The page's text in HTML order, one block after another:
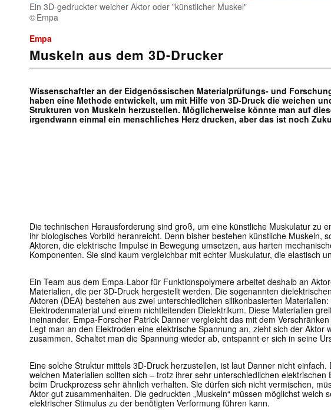
Ein 3D-gedruckter weicher Aktor oder "künstlicher Muskel"
Empa
Empa
Muskeln aus dem 3D-Drucker
Wissenschaftler an der Eidgenössischen Materialprüfungs- und
haben eine Methode entwickelt, um mit Hilfe von 3D-Druck die weichen
Strukturen von Muskeln herzustellen. Möglicherweise könnte man auf
irgendwann einmal ein menschliches Herz drucken, aber das ist noch
Die technischen Herausforderung sind groß, um eine künstliche Muskulatur zu
ihr biologisches Vorbild heranreicht. Denn bisher bestehen künstliche Muskeln,
Aktoren, die elektrische Impulse in Bewegung umsetzen, aus harten
Komponenten. Sie sind kaum vergleichbar mit echter Muskulatur, die elastisch
Ein Team aus dem Empa-Labor für Funktionspolymere arbeitet deshalb an
Materialien, die per 3D-Druck hergestellt werden. Die sogenannten
Aktoren (DEA) bestehen aus zwei unterschiedlichen silikonbasierten
Elektrodenmaterial und einem nichtleitenden Dielektrikum. Diese Materialien
ineinander. Empa-Forscher Patrick Danner vergleicht das mit dem
Legt man an den Elektroden eine elektrische Spannung an, zieht sich der Aktor
zusammen. Schaltet man die Spannung wieder ab, entspannt er sich in seine
Eine solche Struktur mittels 3D-Druck herzustellen, ist laut Danner nicht einfach.
weichen Materialien sollten sich – trotz ihrer sehr unterschiedlichen elektrischen
beim Druckprozess sehr ähnlich verhalten. Sie dürfen sich nicht vermischen,
Aktor gut zusammenhalten. Die gedruckten „Muskeln“ müssen möglichst weich
elektrischer Stimulus zu der benötigten Verformung führen kann.